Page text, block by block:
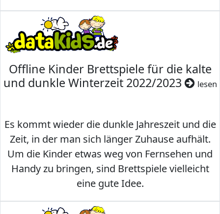
Offline Kinder Brettspiele für die kalte
und dunkle Winterzeit 2022/2023
lesen
Es kommt wieder die dunkle Jahreszeit und die
Zeit, in der man sich länger Zuhause aufhält.
Um die Kinder etwas weg von Fernsehen und
Handy zu bringen, sind Brettspiele vielleicht
eine gute Idee.